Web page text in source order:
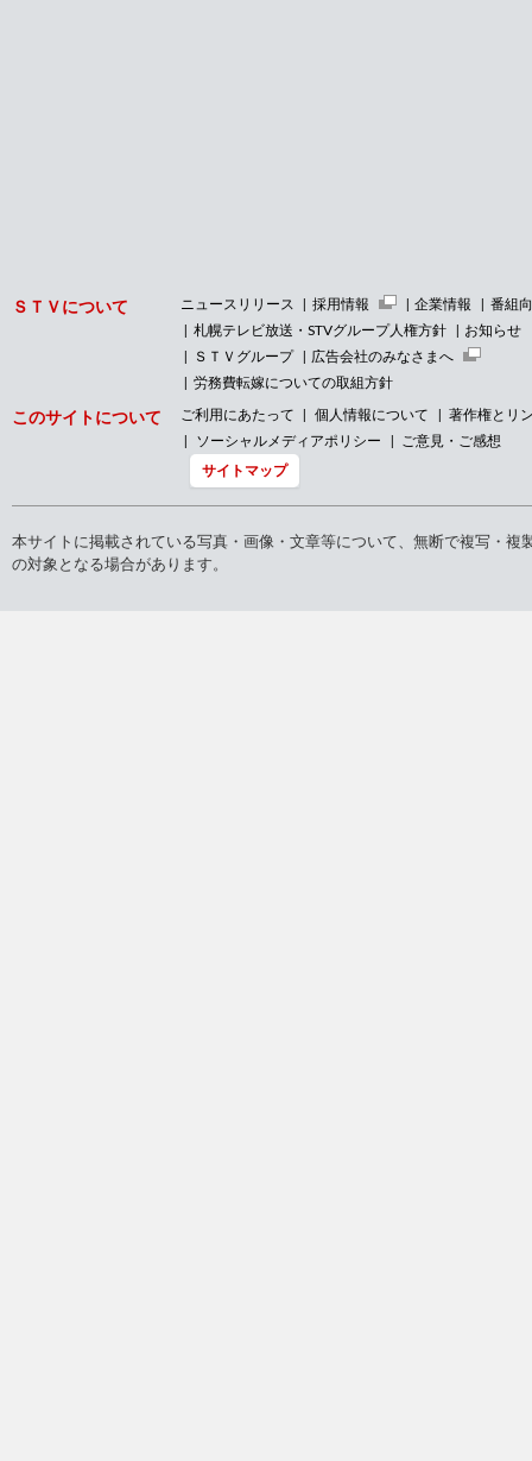
ＳＴＶについて ニュースリリース 採用情報 企業情報
番組
札幌テレビ放送・STVグループ人権方針
お知らせ
ＳＴＶグループ
広告会社のみなさまへ
労務費転嫁についての取組方針
このサイトについて ご利用にあたって 個人情報について
著作権とリ
ソーシャルメディアポリシー
ご意見・ご感想
サイトマップ
本サイトに掲載されている写真・画像・文章等について、無断で複写・
の対象となる場合があります。